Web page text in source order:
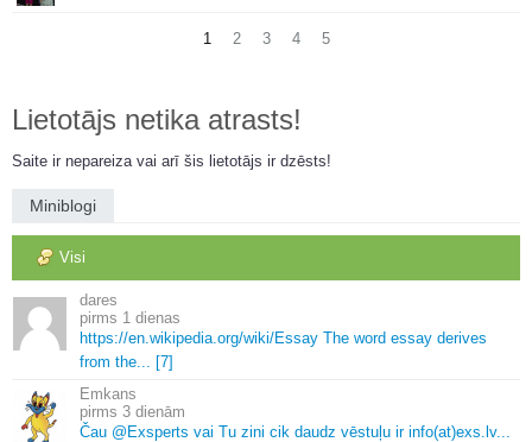
1 2 3 4 5
Lietotājs netika atrasts!
Saite ir nepareiza vai arī šis lietotājs ir dzēsts!
Miniblogi
Visi
dares
1 dienas
https://en. wikipedia. org/wiki/Essay The word essay derives
from the.
[7]
Emkans
3 dienām
Čau @Exsperts vai Tu zini cik daudz vēstuļu ir info(at)exs. lv.